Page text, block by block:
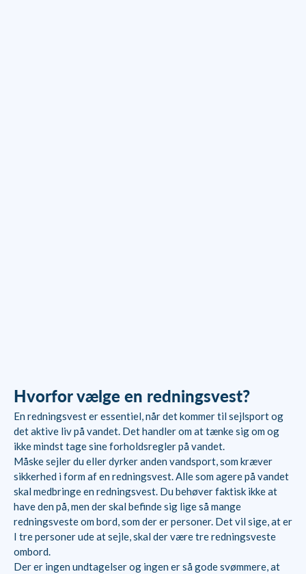
Hvorfor vælge en redningsvest?
En redningsvest er essentiel, når det kommer til sejlsport og
det aktive liv på vandet. Det handler om at tænke sig om og
ikke mindst tage sine forholdsregler på vandet.
Måske sejler du eller dyrker anden vandsport, som kræver
sikkerhed i form af en redningsvest. Alle som agere på vandet
skal medbringe en redningsvest. Du behøver faktisk ikke at
have den på, men der skal befinde sig lige så mange
redningsveste om bord, som der er personer. Det vil sige, at er
I tre personer ude at sejle, skal der være tre redningsveste
ombord.
Der er ingen undtagelser og ingen er så gode svømmere, at